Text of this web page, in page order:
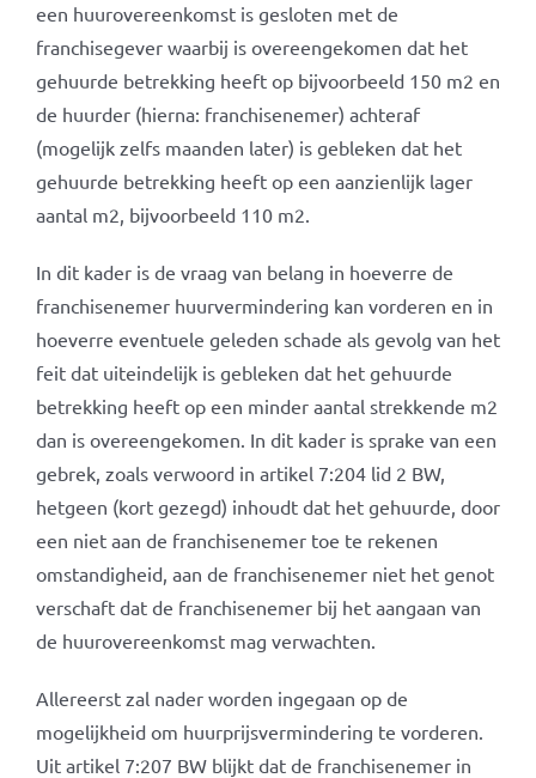
een huurovereenkomst is gesloten met de
franchisegever waarbij is overeengekomen dat het
gehuurde betrekking heeft op bijvoorbeeld 150 m2 en
de huurder (hierna: franchisenemer) achteraf
(mogelijk zelfs maanden later) is gebleken dat het
gehuurde betrekking heeft op een aanzienlijk lager
aantal m2, bijvoorbeeld 110 m2.
In dit kader is de vraag van belang in hoeverre de
franchisenemer huurvermindering kan vorderen en in
hoeverre eventuele geleden schade als gevolg van het
feit dat uiteindelijk is gebleken dat het gehuurde
betrekking heeft op een minder aantal strekkende m2
dan is overeengekomen. In dit kader is sprake van een
gebrek, zoals verwoord in artikel 7:204 lid 2 BW,
hetgeen (kort gezegd) inhoudt dat het gehuurde, door
een niet aan de franchisenemer toe te rekenen
omstandigheid, aan de franchisenemer niet het genot
verschaft dat de franchisenemer bij het aangaan van
de huurovereenkomst mag verwachten.
Allereerst zal nader worden ingegaan op de
mogelijkheid om huurprijsvermindering te vorderen.
Uit artikel 7:207 BW blijkt dat de franchisenemer in